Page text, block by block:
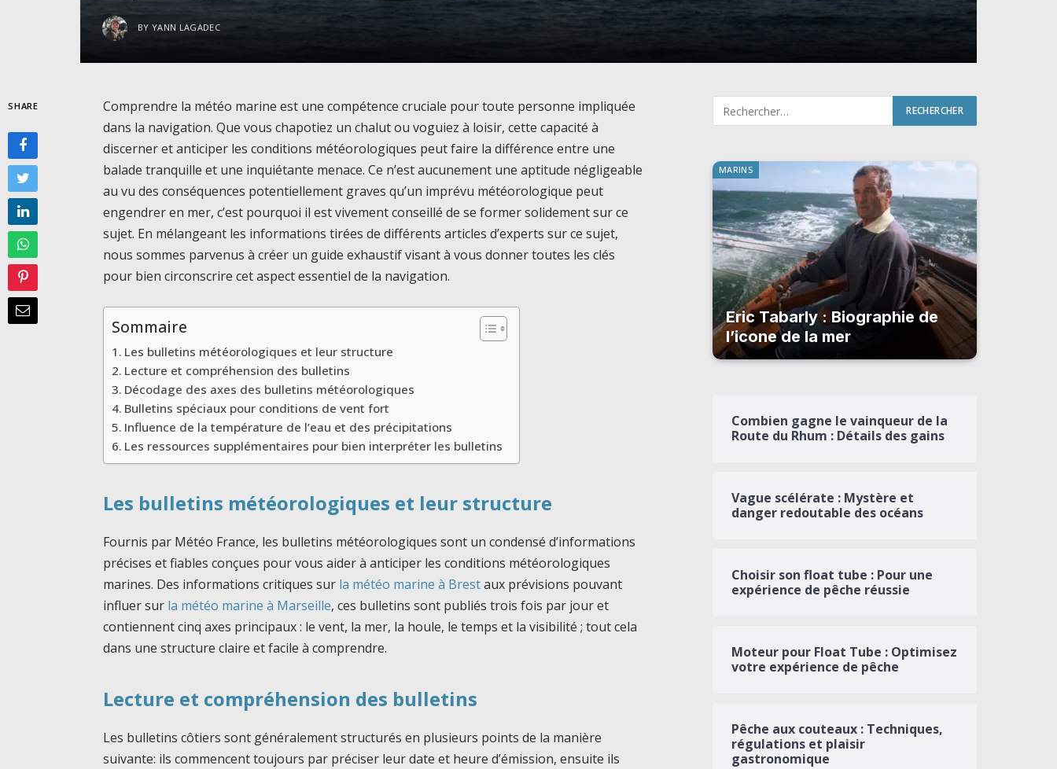
BY YANN LAGADEC
SHARE
Comprendre la météo marine est une compétence cruciale pour toute personne impliquée
dans la navigation. Que vous chapotiez un chalut ou voguiez à loisir, cette capacité à
discerner et anticiper les conditions météorologiques peut faire la différence entre une
balade tranquille et une inquiétante menace. Ce n’est aucunement une aptitude négligeable
au vu des conséquences potentiellement graves qu’un imprévu météorologique peut
engendrer en mer, c’est pourquoi il est vivement conseillé de se former solidement sur ce
sujet. En mélangeant les informations tirées de différents articles d’experts sur ce sujet,
nous sommes parvenus à créer un guide exhaustif visant à vous donner toutes les clés
pour bien circonscrire cet aspect essentiel de la navigation.
Sommaire
Les bulletins météorologiques et leur structure
Lecture et compréhension des bulletins
Décodage des axes des bulletins météorologiques
Bulletins spéciaux pour conditions de vent fort
Influence de la température de l’eau et des précipitations
Les ressources supplémentaires pour bien interpréter les bulletins
Les bulletins météorologiques et leur structure
Fournis par Météo France, les bulletins météorologiques sont un condensé d’informations
précises et fiables conçues pour vous aider à anticiper les conditions météorologiques
marines. Des informations critiques sur la météo marine à Brestaux prévisions pouvant
influer sur la météo marine à Marseille, ces bulletins sont publiés trois fois par jour et
contiennent cinq axes principaux : le vent, la mer, la houle, le temps et la visibilité ; tout cela
dans une structure claire et facile à comprendre.
Lecture et compréhension des bulletins
Les bulletins côtiers sont généralement structurés en plusieurs points de la manière
suivante: ils commencent toujours par préciser leur date et heure d’émission, ensuite ils
MARINS
Eric Tabarly : Biographie de
l’icone de la mer
Combien gagne le vainqueur de la
Route du Rhum : Détails des gains
Vague scélérate : Mystère et
danger redoutable des océans
Choisir son float tube : Pour une
expérience de pêche réussie
Moteur pour Float Tube : Optimisez
votre expérience de pêche
Pêche aux couteaux : Techniques,
régulations et plaisir
gastronomique